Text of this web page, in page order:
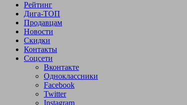
Рейтинг
Дига-ТОП
Продавцам
Новости
Скидки
Контакты
Соцсети
Вконтакте
Одноклассники
Facebook
Twitter
Instagram